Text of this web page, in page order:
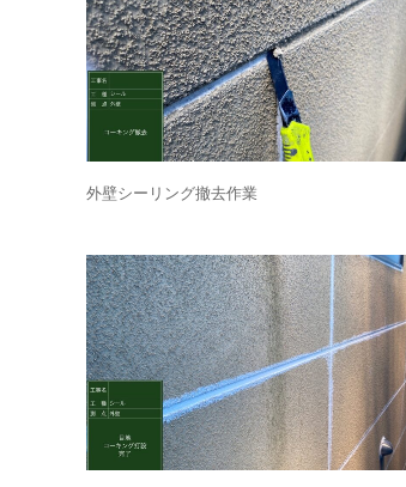
外壁シーリング撤去作業